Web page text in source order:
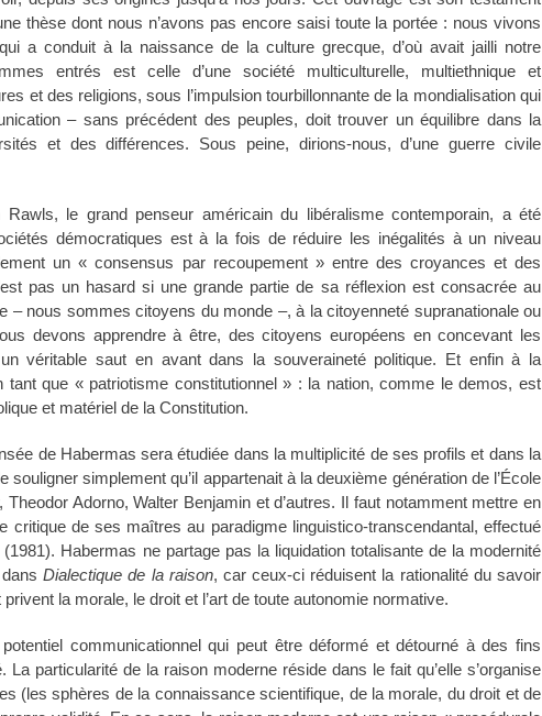
thèse dont nous n’avons pas encore saisi toute la portée : nous vivons
a conduit à la naissance de la culture grecque, d’où avait jailli notre
entrés est celle d’une société multiculturelle, multiethnique et
et des religions, sous l’impulsion tourbillonnante de la mondialisation qui
– sans précédent des peuples, doit trouver un équilibre dans la
et des différences. Sous peine, dirions-nous, d’une guerre civile
le grand penseur américain du libéralisme contemporain, a été
démocratiques est à la fois de réduire les inégalités à un niveau
un « consensus par recoupement » entre des croyances et des
pas un hasard si une grande partie de sa réflexion est consacrée au
– nous sommes citoyens du monde –, à la citoyenneté supranationale ou
devons apprendre à être, des citoyens européens en concevant les
véritable saut en avant dans la souveraineté politique. Et enfin à la
tant que « patriotisme constitutionnel » : la nation, comme le demos, est
et matériel de la Constitution.
de Habermas sera étudiée dans la multiplicité de ses profils et dans la
simplement qu’il appartenait à la deuxième génération de l’École
Adorno, Walter Benjamin et d’autres. Il faut notamment mettre en
critique de ses maîtres au paradigme linguistico-transcendantal, effectué
(1981). Habermas ne partage pas la liquidation totalisante de la modernité
dansDialectique de la raison, car ceux-ci réduisent la rationalité du savoir
la morale, le droit et l’art de toute autonomie normative.
communicationnel qui peut être déformé et détourné à des fins
particularité de la raison moderne réside dans le fait qu’elle s’organise
(les sphères de la connaissance scientifique, de la morale, du droit et de